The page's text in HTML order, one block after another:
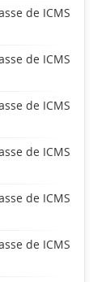
de ICMS
de ICMS
de ICMS
de ICMS
de ICMS
de ICMS